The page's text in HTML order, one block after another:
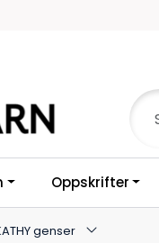
Oppskrifter
genser